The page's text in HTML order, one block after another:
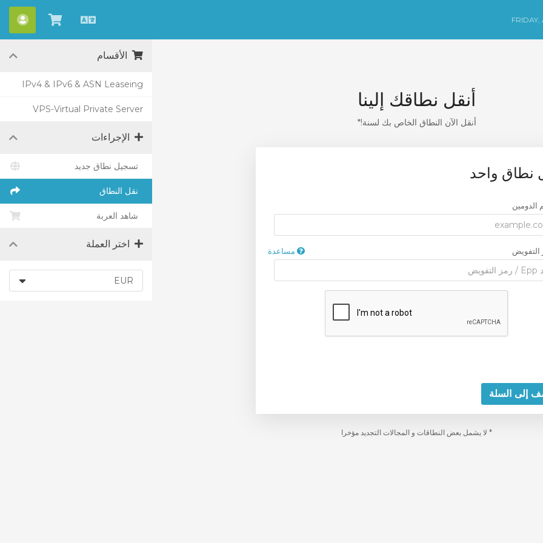
FRIDAY,
العربيةشاهد
العربة
الأقسام
IPv4 & IPv6 & ASN Leaseing
VPS-Virtual Private Server
الإجراءات
تسجيل نطاق جديد
نقل النطاق
شاهد العربة
اختر العملة
أنقل نطاقك إلينا
أنقل الآن النطاق الخاص بك لسنة!*
نطاق واحد
الدومين
التفويض مساعدة
إلى السلة
* لا يشمل بعض النطاقات و المجالات التجديد مؤخرا